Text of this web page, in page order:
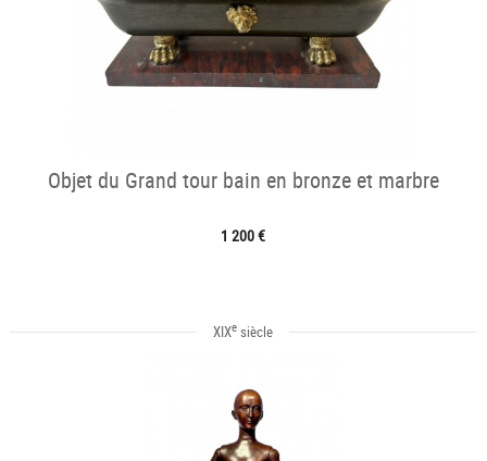
Objet du Grand tour bain en bronze et marbre
1 200 €
XIXe siècle